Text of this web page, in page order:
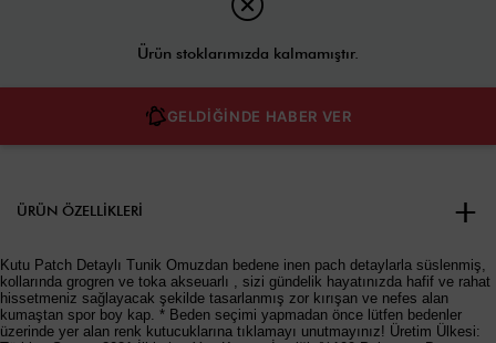
Ürün stoklarımızda kalmamıştır.
GELDİĞİNDE HABER VER
ÜRÜN ÖZELLIKLERI
Kutu Patch Detaylı Tunik Omuzdan bedene inen pach detaylarla süslenmiş,
kollarında grogren ve toka akseuarlı , sizi gündelik hayatınızda hafif ve rahat
hissetmeniz sağlayacak şekilde tasarlanmış zor kırışan ve nefes alan
kumaştan spor boy kap. * Beden seçimi yapmadan önce lütfen bedenler
üzerinde yer alan renk kutucuklarına tıklamayı unutmayınız! Üretim Ülkesi: